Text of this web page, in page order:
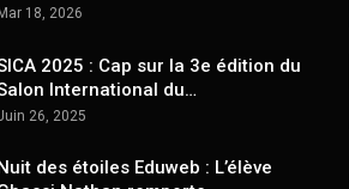
Mar 18, 2026
2025 : Cap sur la 3e édition du
International du…
26, 2025
Nuit des étoiles Eduweb : L’élève